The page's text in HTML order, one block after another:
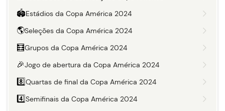
🏟️Estádios da Copa América 2024
🌎Seleções da Copa América 2024
🧮Grupos da Copa América 2024
🎉Jogo de abertura da Copa América 2024
8️⃣Quartas de final da Copa América 2024
4️⃣Semifinais da Copa América 2024